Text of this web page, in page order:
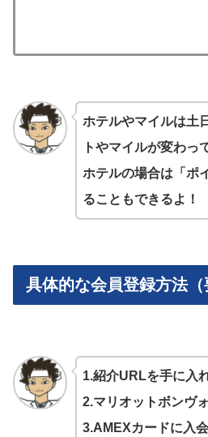
ホテルやマイルは土
トやマイルが変わっ
ホテルの場合は「ポ
ることもできるよ！
具体的な会員登録方法（
1.紹介URLを手に入
2.マリオットボンヴ
3.AMEXカードに入会